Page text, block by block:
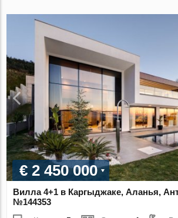
€ 2 450 000
Вилла 4+1 в Каргыджаке, Аланья,
№144353